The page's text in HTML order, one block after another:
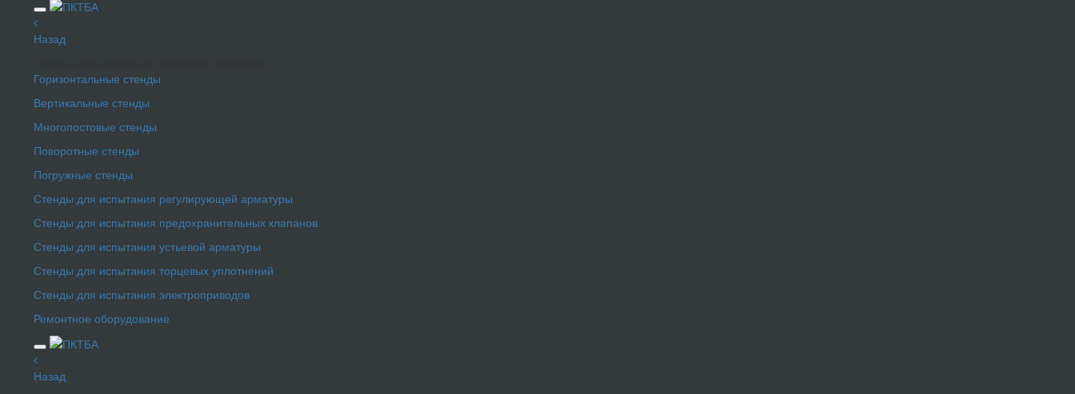
Назад
Горизонтальные стенды
Вертикальные стенды
Многопостовые стенды
Поворотные стенды
Погружные стенды
Стенды для испытания регулирующей арматуры
Стенды для испытания предохранительных клапанов
Стенды для испытания устьевой арматуры
Стенды для испытания торцевых уплотнений
Стенды для испытания электроприводов
Ремонтное оборудование
Назад